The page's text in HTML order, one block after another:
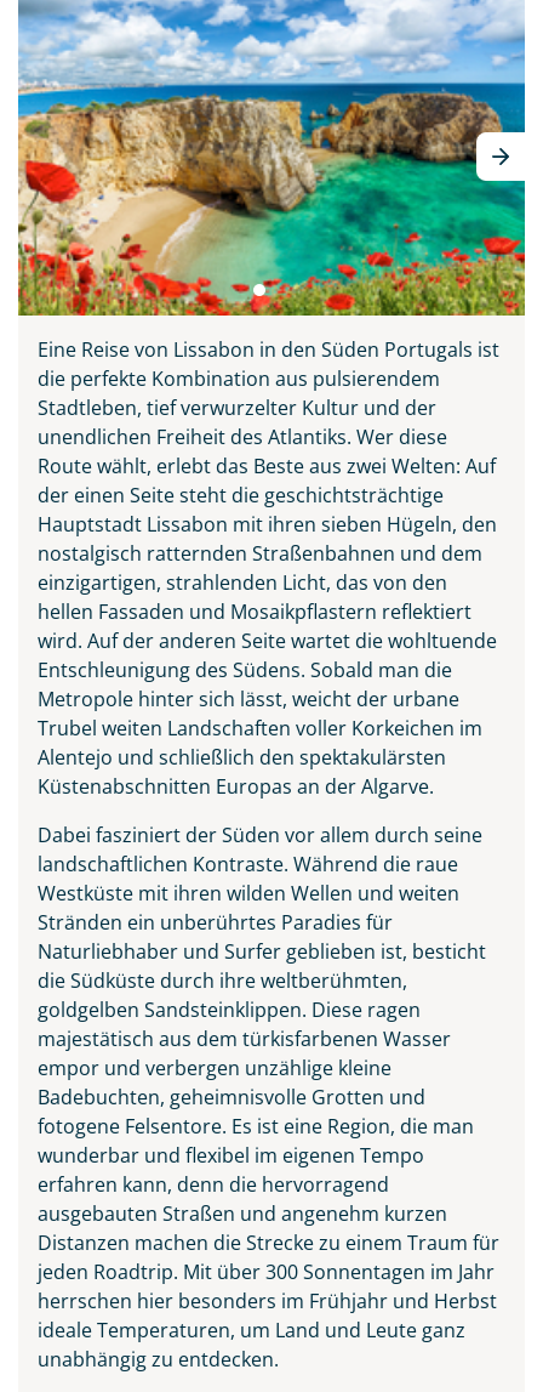
Eine Reise von Lissabon in den Süden Portugals ist
die perfekte Kombination aus pulsierendem
Stadtleben, tief verwurzelter Kultur und der
unendlichen Freiheit des Atlantiks. Wer diese
Route wählt, erlebt das Beste aus zwei Welten: Auf
der einen Seite steht die geschichtsträchtige
Hauptstadt Lissabon mit ihren sieben Hügeln, den
nostalgisch ratternden Straßenbahnen und dem
einzigartigen, strahlenden Licht, das von den
hellen Fassaden und Mosaikpflastern reflektiert
wird. Auf der anderen Seite wartet die wohltuende
Entschleunigung des Südens. Sobald man die
Metropole hinter sich lässt, weicht der urbane
Trubel weiten Landschaften voller Korkeichen im
Alentejo und schließlich den spektakulärsten
Küstenabschnitten Europas an der Algarve.
Dabei fasziniert der Süden vor allem durch seine
landschaftlichen Kontraste. Während die raue
Westküste mit ihren wilden Wellen und weiten
Stränden ein unberührtes Paradies für
Naturliebhaber und Surfer geblieben ist, besticht
die Südküste durch ihre weltberühmten,
goldgelben Sandsteinklippen. Diese ragen
majestätisch aus dem türkisfarbenen Wasser
empor und verbergen unzählige kleine
Badebuchten, geheimnisvolle Grotten und
fotogene Felsentore. Es ist eine Region, die man
wunderbar und flexibel im eigenen Tempo
erfahren kann, denn die hervorragend
ausgebauten Straßen und angenehm kurzen
Distanzen machen die Strecke zu einem Traum für
jeden Roadtrip. Mit über 300 Sonnentagen im Jahr
herrschen hier besonders im Frühjahr und Herbst
ideale Temperaturen, um Land und Leute ganz
unabhängig zu entdecken.